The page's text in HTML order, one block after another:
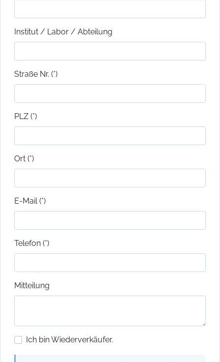
Institut / Labor / Abteilung
Straße Nr. (*)
PLZ (*)
Ort (*)
E-Mail (*)
Telefon (*)
Mitteilung
Ich bin Wiederverkäufer.